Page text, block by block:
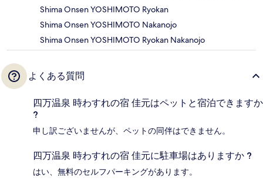
Shima Onsen YOSHIMOTO Ryokan
Shima Onsen YOSHIMOTO Nakanojo
Shima Onsen YOSHIMOTO Ryokan Nakanojo
よくある質問
四万温泉 時わすれの宿 佳元はペットと宿泊できますか
?
申し訳ございませんが、ペットの同伴はできません。
四万温泉 時わすれの宿 佳元に駐車場はありますか ?
はい、無料のセルフパーキングがあります。